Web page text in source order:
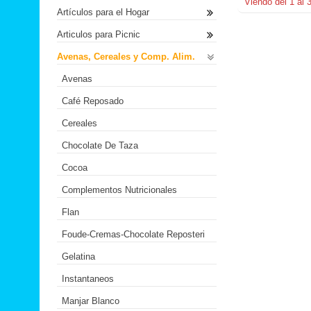
Artículos para el Hogar
Articulos para Picnic
Avenas, Cereales y Comp. Alim.
Avenas
Café Reposado
Cereales
Chocolate De Taza
Cocoa
Complementos Nutricionales
Flan
Foude-Cremas-Chocolate Reposteri
Gelatina
Instantaneos
Manjar Blanco